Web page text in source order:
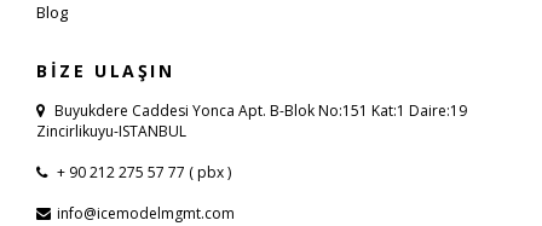
Blog
BİZE ULAŞIN
Buyukdere Caddesi Yonca Apt. B-Blok No:151 Kat:1 Daire:19
Zincirlikuyu-ISTANBUL
+ 90 212 275 57 77 ( pbx )
info@icemodelmgmt.com